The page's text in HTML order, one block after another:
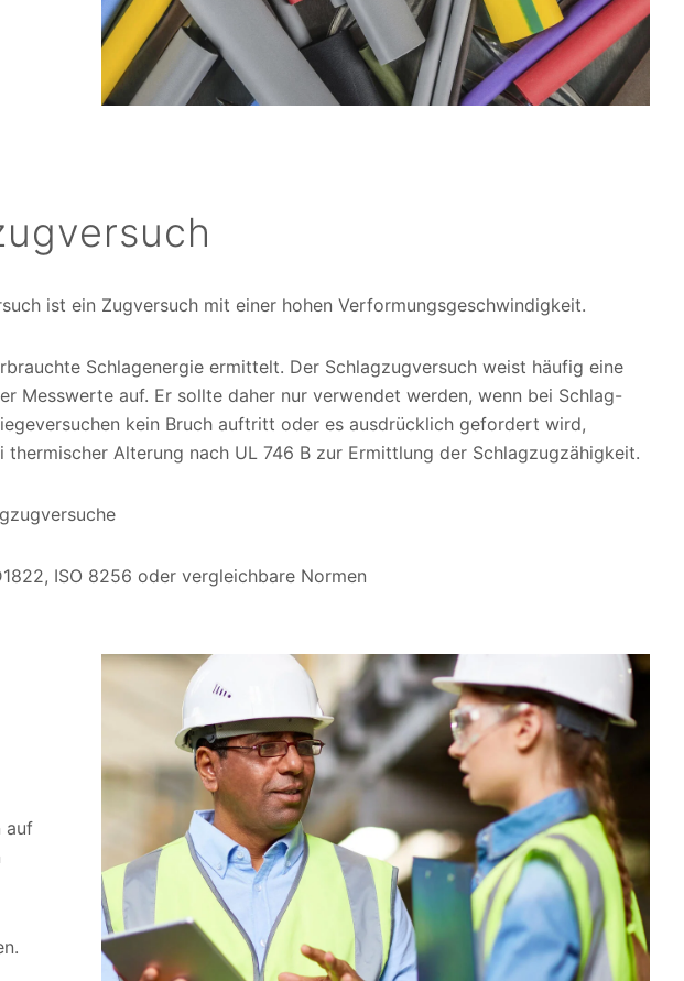
ist ein Zugversuch mit einer hohen Verformungsgeschwindigkeit.
Schlagenergie ermittelt. Der Schlagzugversuch weist häufig eine
Messwerte auf. Er sollte daher nur verwendet werden, wenn bei Schlag-
kein Bruch auftritt oder es ausdrücklich gefordert wird,
thermischer Alterung nach UL 746 B zur Ermittlung der Schlagzugzähigkeit.
ISO 8256 oder vergleichbare Normen
auf